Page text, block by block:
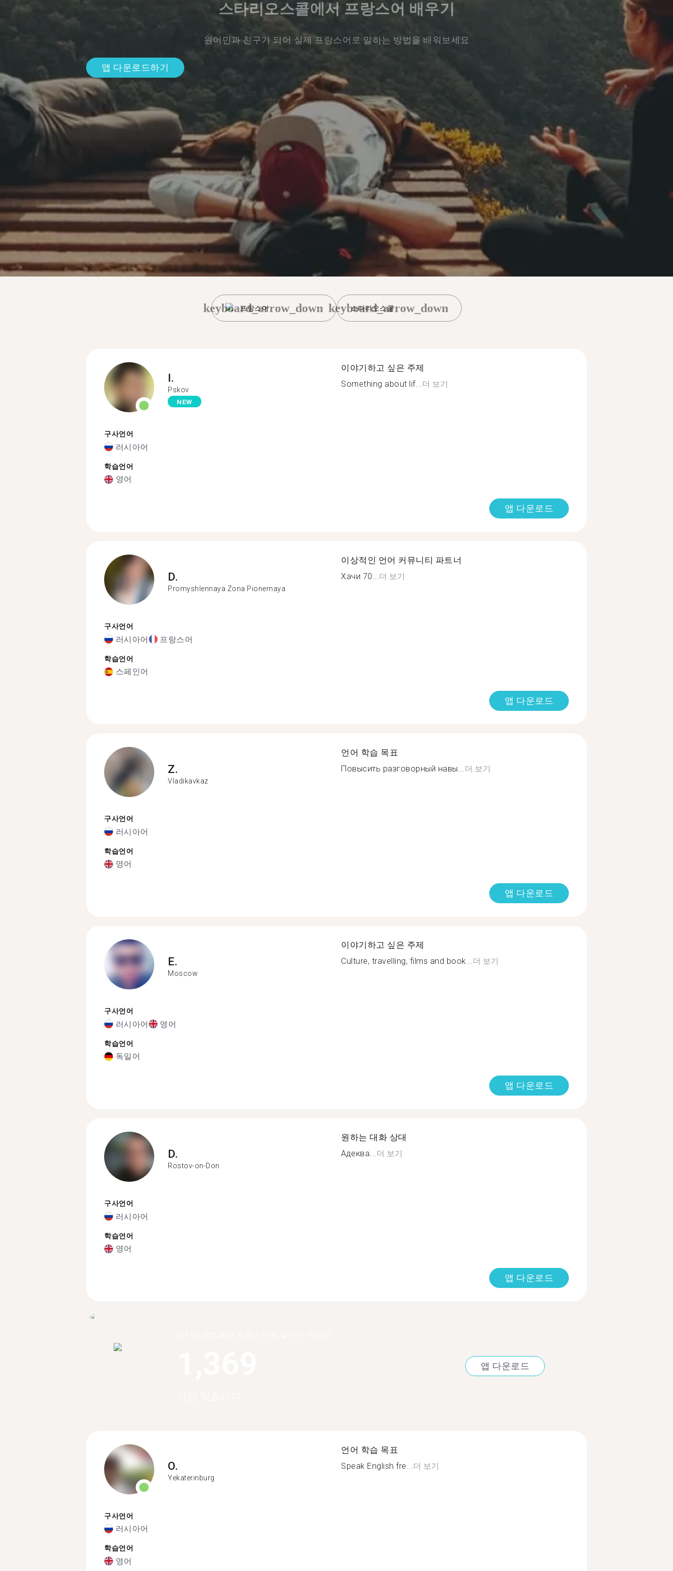
스타리오스콜에서 프랑스어 배우기
원어민과 친구가 되어 실제 프랑스어로 말하는 방법을 배워보세요
앱 다운로드하기
프랑스어
keyboard_arrow_down 스타리오스콜
keyboard_arrow_down
I.
Pskov
NEW
구사언어
러시아어
학습언어
영어
이야기하고 싶은 주제
Something about lif...더 보기
앱 다운로드
D.
Promyshlennaya Zona Pionernaya
구사언어
러시아어 프랑스어
학습언어
스페인어
이상적인 언어 커뮤니티 파트너
Хачи 70...더 보기
앱 다운로드
Z.
Vladikavkaz
구사언어
러시아어
학습언어
영어
언어 학습 목표
Повысить разговорный навы...더 보기
앱 다운로드
E.
Moscow
구사언어
러시아어 영어
학습언어
독일어
이야기하고 싶은 주제
Culture, travelling, films and book...더 보기
앱 다운로드
D.
Rostov-on-Don
구사언어
러시아어
학습언어
영어
원하는 대화 상대
Адеква...더 보기
앱 다운로드
앱 다운로드
O.
Yekaterinburg
구사언어
러시아어
학습언어
영어
언어 학습 목표
Speak English fre... 더 보기